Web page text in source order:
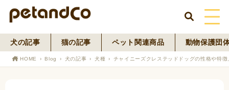
HOME
犬の記事 猫の記事 ペット関連商品 動物保護団
HOME Blog 犬の記事 犬種 チャイニーズクレステッドドッグの性格や特